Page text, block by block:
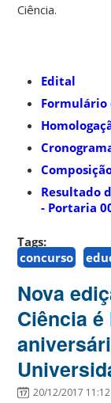
Ciência.
Edital
Formulário
Resultado
- Portaria
Tags:
concurso
Nova
Ciência
20/12/2017 11:12